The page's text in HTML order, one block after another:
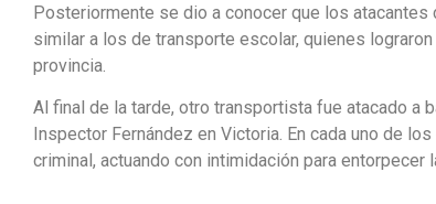
Posteriormente se dio a conocer que los
similar a los de transporte escolar, quienes
provincia.
Al final de la tarde, otro transportista fue atacado a
Inspector Fernández en Victoria. En cada uno de
criminal, actuando con intimidación para